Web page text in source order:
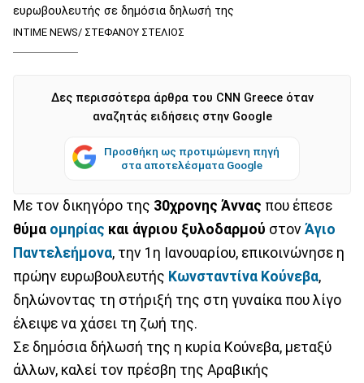
ευρωβουλευτής σε δημόσια δηλωσή της
INTIME NEWS/ ΣΤΕΦΑΝΟΥ ΣΤΕΛΙΟΣ
Δες περισσότερα άρθρα του CNN Greece όταν
αναζητάς ειδήσεις στην Google
Προσθήκη ως προτιμώμενη πηγή
στα αποτελέσματα Google
Με τον δικηγόρο της 30χρονης Άννας που έπεσε
θύμα ομηρίας και άγριου ξυλοδαρμού στον Άγιο
Παντελεήμονα, την 1η Ιανουαρίου, επικοινώνησε η
πρώην ευρωβουλευτής Κωνσταντίνα Κούνεβα,
δηλώνοντας τη στήριξή της στη γυναίκα που λίγο
έλειψε να χάσει τη ζωή της.
Σε δημόσια δήλωσή της η κυρία Κούνεβα, μεταξύ
άλλων, καλεί τον πρέσβη της Αραβικής